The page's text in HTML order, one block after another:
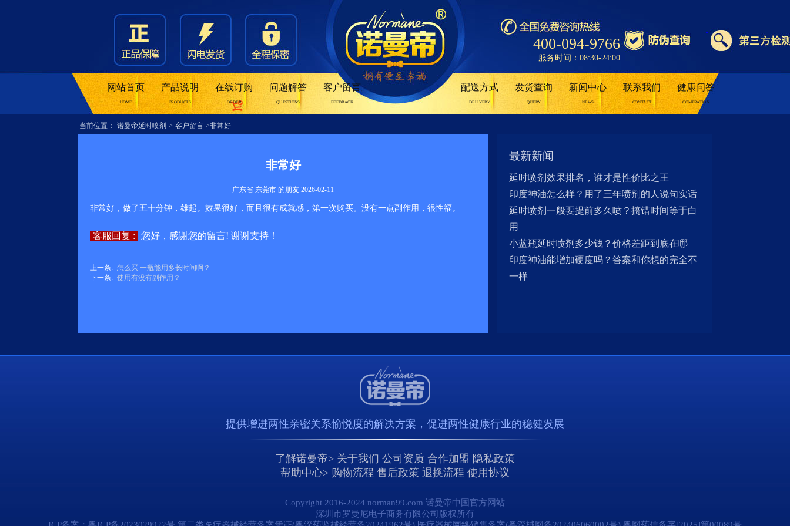
400-094-9766
服务时间：08:30-24:00
网站首页
HOME
产品说明
PRODUCTS
在线订购
ORDER
问题解答
QUESTIONS
客户留言
FEEDBACK
配送方式
DELIVERY
发货查询
QUERY
新闻中心
NEWS
联系我们
CONTACT
健康问答
COMPRATION
当前位置： 诺曼帝延时喷剂 > 客户留言 >非常好
非常好
广东省 东莞市 的朋友 2026-02-11
非常好，做了五十分钟，雄起。效果很好，而且很有成就感，第一次购买。没有一点副作用，很性福。
客服回复 : 您好，感谢您的留言! 谢谢支持！
上一条: 怎么买 一瓶能用多长时间啊？
下一条: 使用有没有副作用？
最新新闻
延时喷剂效果排名，谁才是性价比之王
印度神油怎么样？用了三年喷剂的人说句实话
延时喷剂一般要提前多久喷？搞错时间等于白
用
小蓝瓶延时喷剂多少钱？价格差距到底在哪
印度神油能增加硬度吗？答案和你想的完全不
一样
提供增进两性亲密关系愉悦度的解决方案，促进两性健康行业的稳健发展
了解诺曼帝> 关于我们 公司资质 合作加盟 隐私政策
帮助中心> 购物流程 售后政策 退换流程 使用协议
Copyright 2016-2024 norman99.com 诺曼帝中国官方网站
深圳市罗曼尼电子商务有限公司版权所有